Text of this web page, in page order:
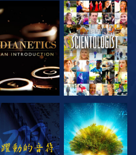
探索系列節目 觀看
觀看 探索系列節目